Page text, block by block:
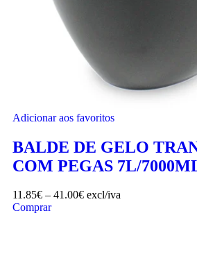
Adicionar aos favoritos
BALDE DE GELO
COM PEGAS 7L/
11.85€ – 41.00€ excl/iva
Comprar